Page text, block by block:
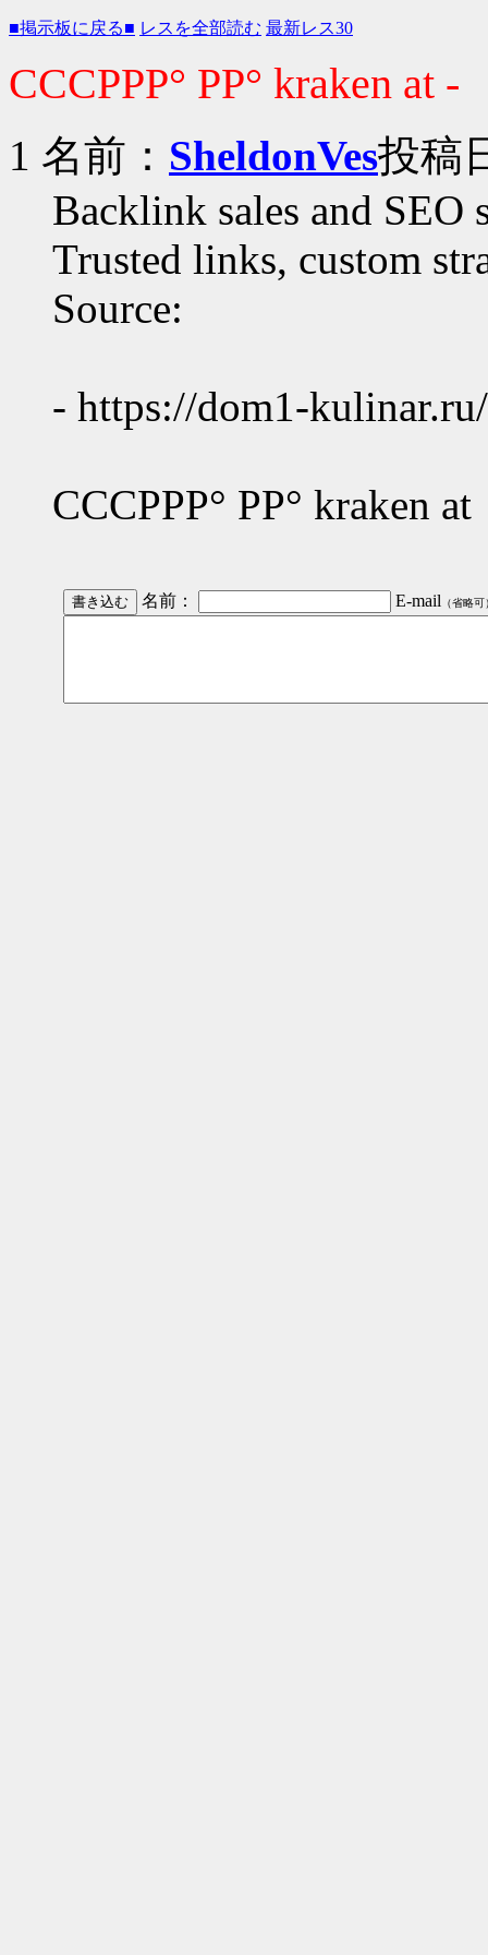
■掲示板に戻る■ レスを全部読む 最新レス30
СССРРР° РР° kraken at -
1 名前： SheldonVes投稿
Backlink sales and
Trusted links, custom
Source:
- https://dom1-
СССРРР° РР° kraken at
名前： E-mail （省略可